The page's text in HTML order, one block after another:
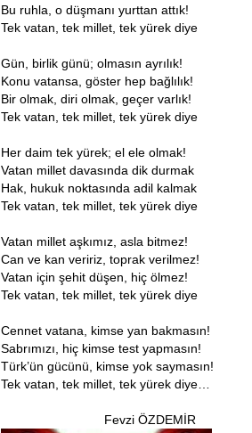
Bu ruhla, o düşmanı yurttan attık!
Tek vatan, tek millet, tek yürek diye
Gün, birlik günü; olmasın ayrılık!
Konu vatansa, göster hep bağlılık!
Bir olmak, diri olmak, geçer varlık!
Tek vatan, tek millet, tek yürek diye
Her daim tek yürek; el ele olmak!
Vatan millet davasında dik durmak
Hak, hukuk noktasında adil kalmak
Tek vatan, tek millet, tek yürek diye
Vatan millet aşkımız, asla bitmez!
Can ve kan veririz, toprak verilmez!
Vatan için şehit düşen, hiç ölmez!
Tek vatan, tek millet, tek yürek diye
Cennet vatana, kimse yan bakmasın!
Sabrımızı, hiç kimse test yapmasın!
Türk’ün gücünü, kimse yok saymasın!
Tek vatan, tek millet, tek yürek diye…
Fevzi ÖZDEMİR